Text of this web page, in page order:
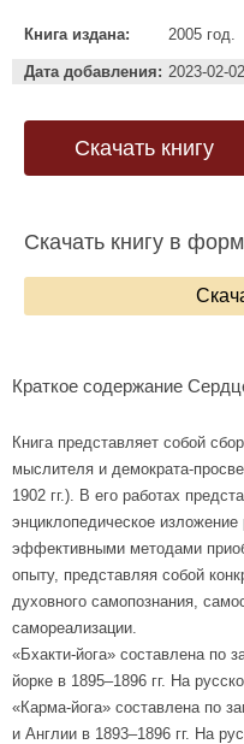
Книга издана: 2005 год.
Дата добавления: 2023-02-
Скачать книгу
Скачать книгу в
Краткое содержание
Книга представляет собой
мыслителя и демократа-
1902 гг.). В его работах
энциклопедическое
эффективными методами
опыту, представляя собой
духовного самопознания,
самореализации.
«Бхакти-йога» составлена по
йорке в 1895–1896 гг. На
«Карма-йога» составлена по
и Англии в 1893–1896 гг. На